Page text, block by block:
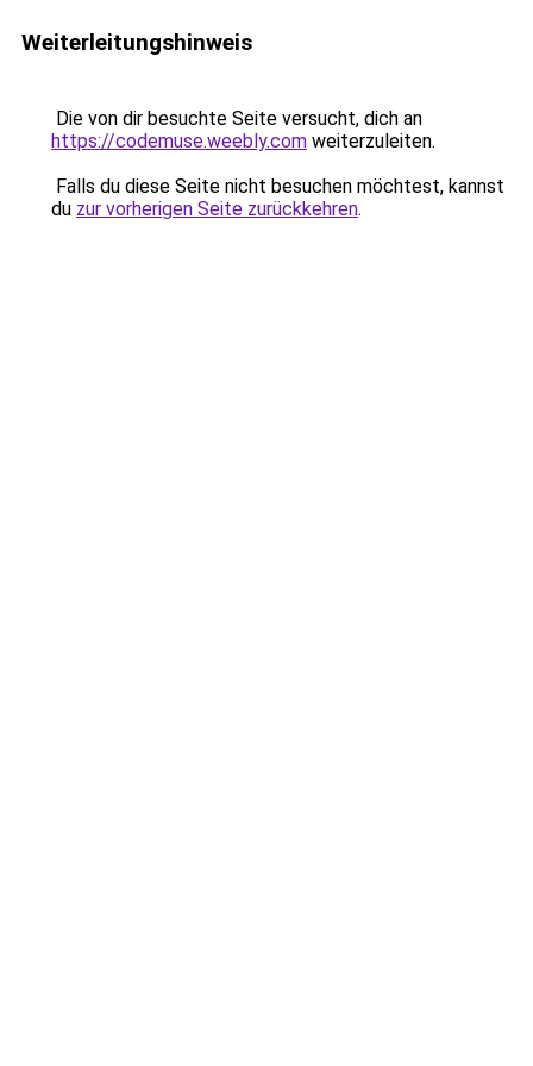
Weiterleitungshinweis
Die von dir besuchte Seite versucht, dich an
https://codemuse.weebly.com weiterzuleiten.
Falls du diese Seite nicht besuchen möchtest, kannst
du zur vorherigen Seite zurückkehren.